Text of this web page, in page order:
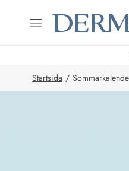
Startsida /